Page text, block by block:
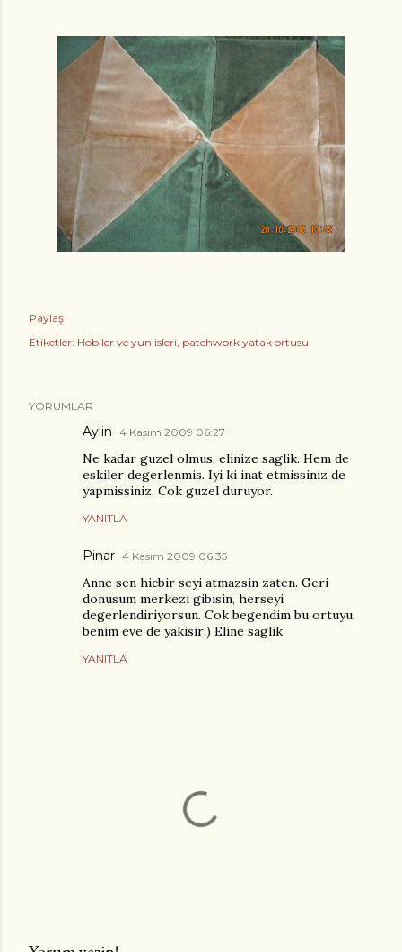
Paylaş
Etiketler: Hobiler ve yun isleri patchwork yatak ortusu
YORUMLAR
Aylin 4 Kasım 2009 06:27
Ne kadar guzel olmus, elinize saglik. Hem de
eskiler degerlenmis. Iyi ki inat etmissiniz de
yapmissiniz. Cok guzel duruyor.
YANITLA
Pinar 4 Kasım 2009 06:35
Anne sen hicbir seyi atmazsin zaten. Geri
donusum merkezi gibisin, herseyi
degerlendiriyorsun. Cok begendim bu ortuyu,
benim eve de yakisir:) Eline saglik.
YANITLA